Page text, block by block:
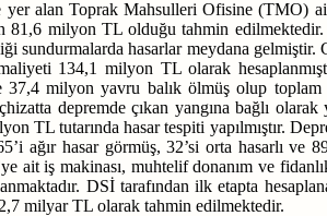
alan Toprak Mahsulleri Ofisine (TMO)
81,6 milyon TL olduğu tahmin
sundurmalarda hasarlar meydana gelmiştir.
134,1 milyon TL olarak
milyon yavru balık ölmüş olup toplam
depremde çıkan yangına bağlı
TL tutarında hasar tespiti yapılmıştır.
ağır hasar görmüş, 32’si orta hasarlı
ait iş makinası, muhtelif donanım ve
DSİ tarafından ilk etapta
milyar TL olarak tahmin edilmektedir.